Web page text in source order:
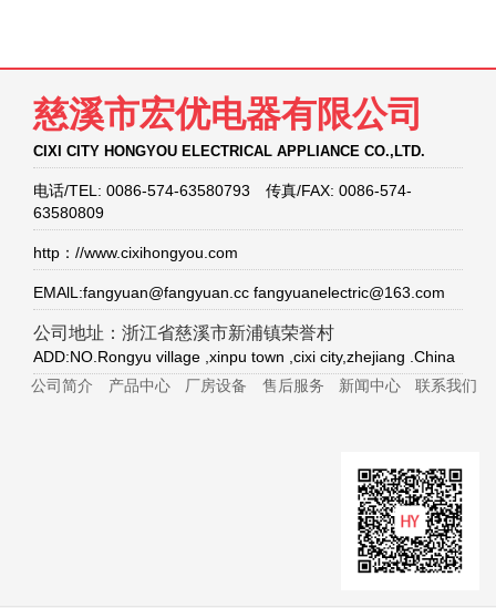
慈溪市宏优电器有限公司
CIXI CITY HONGYOU ELECTRICAL APPLIANCE CO.,LTD.
电话/TEL: 0086-574-63580793 传真/FAX: 0086-574-
63580809
http：//www.cixihongyou.com
EMAlL:fangyuan@fangyuan.cc fangyuanelectric@163.com
公司地址：浙江省慈溪市新浦镇荣誉村
ADD:NO.Rongyu village ,xinpu town ,cixi city,zhejiang .China
公司简介
产品中心 厂房设备 售后服务 新闻中心 联系我们